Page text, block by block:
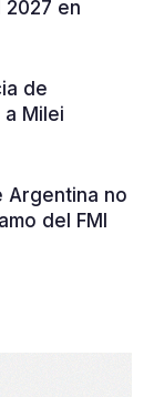
en
de
Milei
Argentina no
del FMI